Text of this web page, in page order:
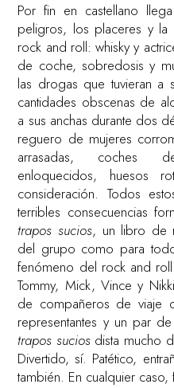
Por fin en castellano
peligros, los placeres y la
rock and roll: whisky y
de coche, sobredosis y
las drogas que tuvieran a
cantidades obscenas de
a sus anchas durante dos
reguero de mujeres
arrasadas, coches
enloquecidos, huesos
consideración. Todos
terribles consecuencias
trapos sucios, un libro de
del grupo como para
fenómeno del rock and
Tommy, Mick, Vince y
de compañeros de viaje
representantes y un par
trapos suciosdista mucho
Divertido, sí. Patético,
también. En cualquier caso,